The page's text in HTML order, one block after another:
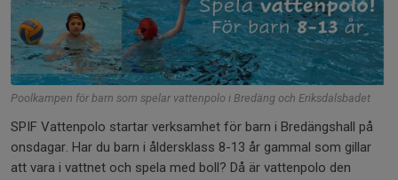
Poolkampen för barn som spelar vattenpolo i Bredäng och Eriksdalsbadet
SPIF Vattenpolo startar verksamhet för barn i Bredängshall på
onsdagar. Har du barn i åldersklass 8-13 år gammal som gillar
att vara i vattnet och spela med boll? Då är vattenpolo den